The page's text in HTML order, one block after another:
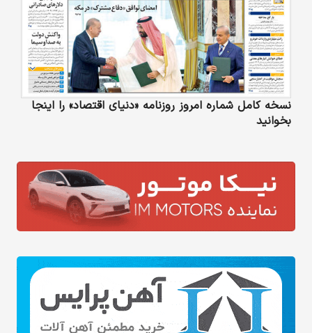
نسخه کامل شماره امروز روزنامه «دنیای‌ اقتصاد» را اینجا
بخوانید